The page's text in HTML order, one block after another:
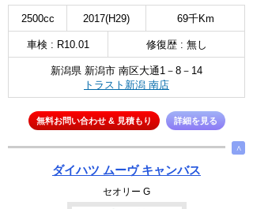
2500cc 2017(H29) 69千Km
車検 : R10.01 修復歴 : 無し
新潟県 新潟市 南区大通1－8－14
トラスト新潟 南店
無料お問い合わせ & 見積もり 詳細を見る
∧
ダイハツ ムーヴ キャンバス
セオリー G